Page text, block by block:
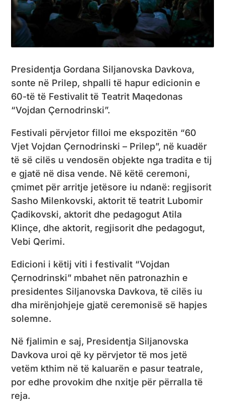
Presidentja Gordana Siljanovska Davkova,
sonte në Prilep, shpalli të hapur edicionin e
60-të të Festivalit të Teatrit Maqedonas
“Vojdan Çernodrinski”.
Festivali përvjetor filloi me ekspozitën “60
Vjet Vojdan Çernodrinski – Prilep”, në kuadër
të së cilës u vendosën objekte nga tradita e tij
e gjatë në disa vende. Në këtë ceremoni,
çmimet për arritje jetësore iu ndanë: regjisorit
Sasho Milenkovski, aktorit të teatrit Lubomir
Çadikovski, aktorit dhe pedagogut Atila
Klinçe, dhe aktorit, regjisorit dhe pedagogut,
Vebi Qerimi.
Edicioni i këtij viti i festivalit “Vojdan
Çernodrinski” mbahet nën patronazhin e
presidentes Siljanovska Davkova, të cilës iu
dha mirënjohjeje gjatë ceremonisë së hapjes
solemne.
Në fjalimin e saj, Presidentja Siljanovska
Davkova uroi që ky përvjetor të mos jetë
vetëm kthim në të kaluarën e pasur teatrale,
por edhe provokim dhe nxitje për përralla të
reja.